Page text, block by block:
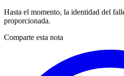
Hasta el momento, la identidad del
proporcionada.
Comparte esta nota